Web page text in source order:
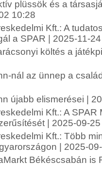
plüssök és a
10:28
Kft.: A
a SPAR | 2025-11-
költés a
nál az ünnep a
újabb elismerései |
Kft.: A SPAR
| 2025-09-
Kft.: Több
| 2025-
Békéscsabán is